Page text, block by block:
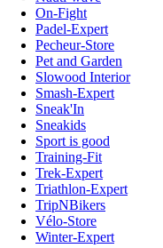
On-Fight
Padel-Expert
Pecheur-Store
Pet and Garden
Slowood Interior
Smash-Expert
Sneak'In
Sneakids
Sport is good
Training-Fit
Trek-Expert
Triathlon-Expert
TripNBikers
Vélo-Store
Winter-Expert